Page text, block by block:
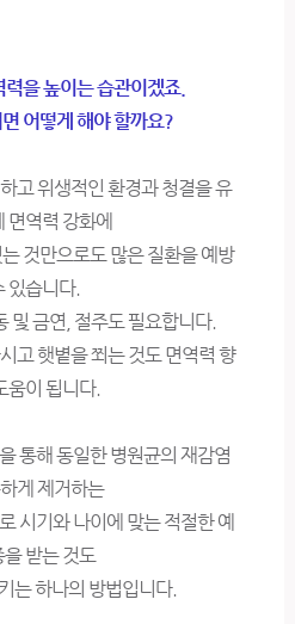
을 높이는 습관이겠죠.
어떻게 해야 할까요?
고 위생적인 환경과 청결을 유
면역력 강화에
것만으로도 많은 질환을 예방
있습니다.
및 금연, 절주도 필요합니다.
고 햇볕을 쬐는 것도 면역력 향
움이 됩니다.
통해 동일한 병원균의 재감염
게 제거하는
시기와 나이에 맞는 적절한 예
받는 것도
는 하나의 방법입니다.